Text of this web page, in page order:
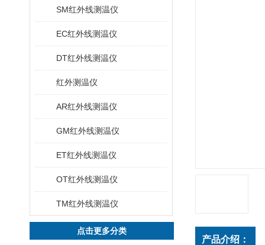
SM红外线测温仪
EC红外线测温仪
DT红外线测温仪
红外测温仪
AR红外线测温仪
GM红外线测温仪
ET红外线测温仪
OT红外线测温仪
TM红外线测温仪
点击更多分类
产品介绍：